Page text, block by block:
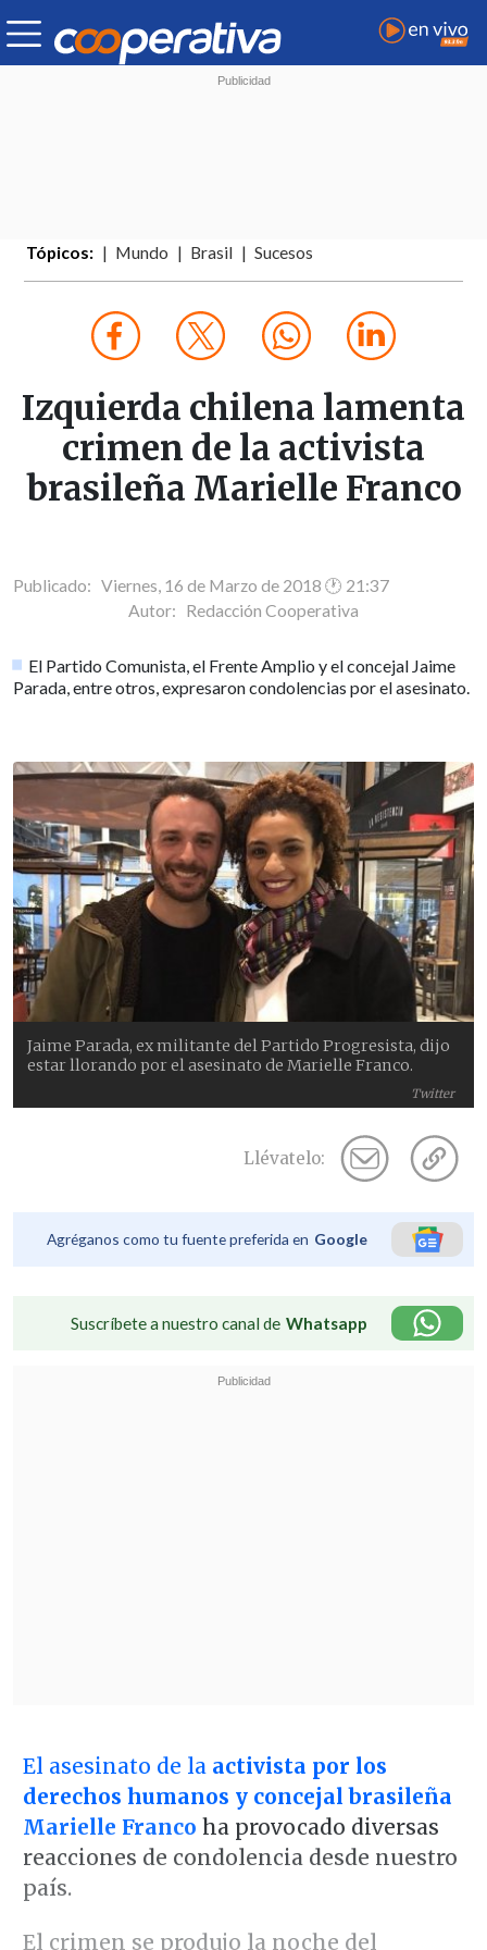
Tópicos: Mundo Brasil Sucesos
Izquierda chilena lamenta
crimen de la activista
brasileña Marielle Franco
Publicado: Viernes, 16 de Marzo de 2018 🕐 21:37
Autor: Redacción Cooperativa
El Partido Comunista, el Frente Amplio y el concejal Jaime
Parada, entre otros, expresaron condolencias por el asesinato.
Twitter
Jaime Parada, ex militante del Partido Progresista, dijo
estar llorando por el asesinato de Marielle Franco.
Llévatelo:
Agréganos como tu fuente preferida en Google
Suscríbete a nuestro canal de Whatsapp
El asesinato de la activista por los
derechos humanos y concejal brasileña
Marielle Franco ha provocado diversas
reacciones de condolencia desde nuestro
país.
El crimen se produjo la noche del